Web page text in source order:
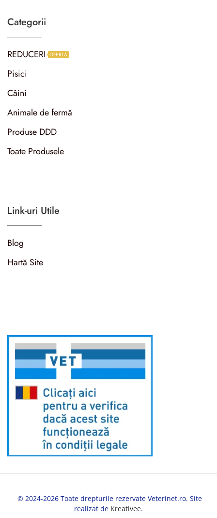
Categorii
REDUCERI OFERTĂ
Pisici
Câini
Animale de fermă
Produse DDD
Toate Produsele
Link-uri Utile
Blog
Hartă Site
© 2024-2026 Toate drepturile rezervate Veterinet.ro. Site
realizat de Kreativee.